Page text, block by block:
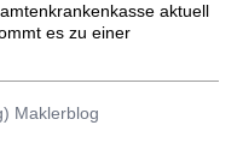
aktuell
es zu einer
Maklerblog